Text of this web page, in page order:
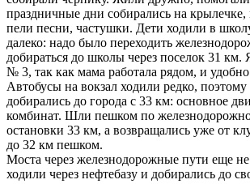
праздничные дни собирались на крылечке,
пели песни, частушки. Дети ходили в
далеко: надо было переходить
добираться до школы через поселок 31 км.
№ 3, так как мама работала рядом, и
Автобусы на вокзал ходили редко, поэтому
добирались до города с 33 км: основное
комбинат. Шли пешком по
остановки 33 км, а возвращались уже от
до 32 км пешком.
Моста через железнодорожные пути еще
ходили через нефтебазу и добирались до